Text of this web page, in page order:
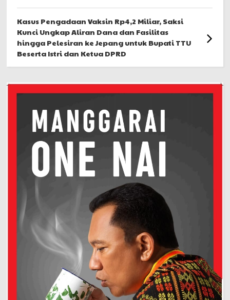
Kasus Pengadaan Vaksin Rp4,2 Miliar, Saksi
Kunci Ungkap Aliran Dana dan Fasilitas
hingga Pelesiran ke Jepang untuk Bupati TTU
Beserta Istri dan Ketua DPRD